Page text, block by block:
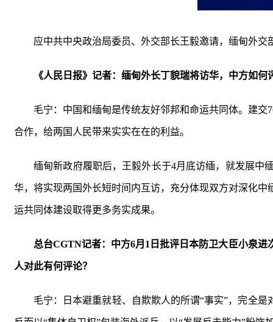
应中共中央政治局委员、外交部长王毅邀请，缅甸外
《人民日报》记者：缅甸外长丁貌瑞将访华，中方如
毛宁：中国和缅甸是传统友好邻邦和命运共同体。建
合作，给两国人民带来实实在在的利益。
缅甸新政府履职后，王毅外长于4月底访缅，就发展中
华，将实现两国外长短时间内互访，充分体现双方对深化
运共同体建设取得更多务实成果。
总台CGTN记者：中方6月1日批评日本防卫大臣小泉
人对此有何评论？
毛宁：日本避重就轻、自欺欺人的所谓“事实”，完全